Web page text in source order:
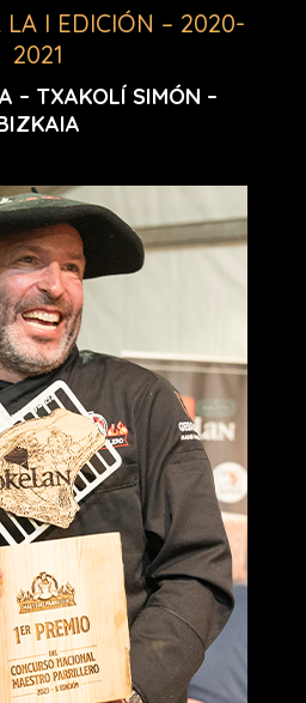
LA I EDICIÓN – 2020-
2021
– TXAKOLÍ SIMÓN –